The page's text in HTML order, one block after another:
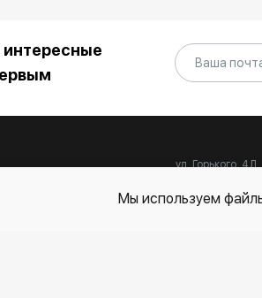
ул. Горького, 4Д
Мы используем